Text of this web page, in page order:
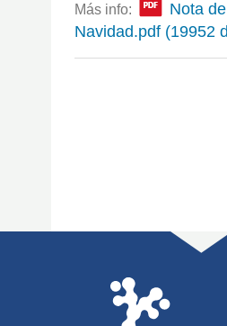
Más info:
Nota
Navidad.pdf (19952